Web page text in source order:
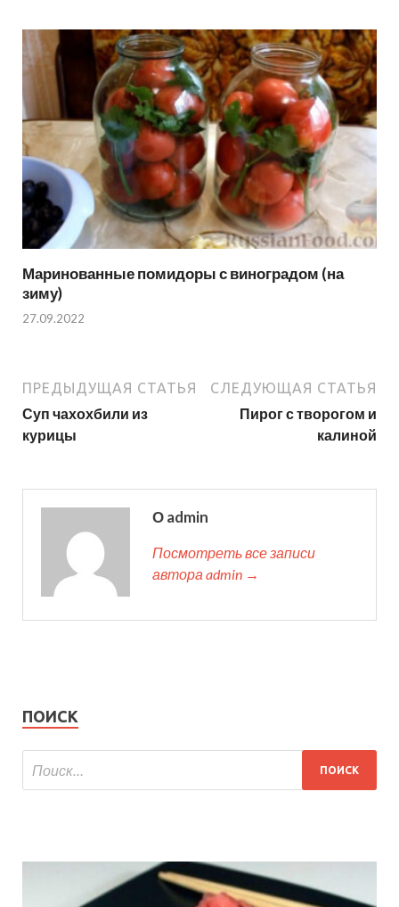
Маринованные помидоры с виноградом (на
зиму)
27.09.2022
ПРЕДЫДУЩАЯ СТАТЬЯ
Суп чахохбили из
курицы
СЛЕДУЮЩАЯ СТАТЬЯ
Пирог с творогом и
калиной
О admin
Посмотреть все записи
автора admin →
ПОИСК